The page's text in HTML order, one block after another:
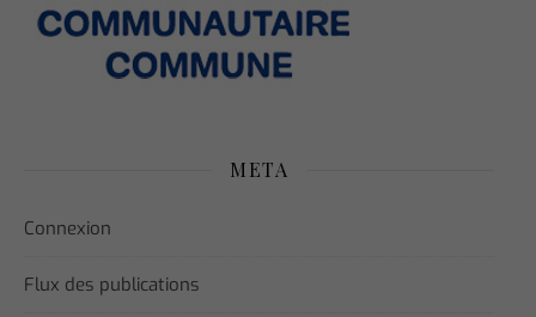
META
Connexion
Flux des publications